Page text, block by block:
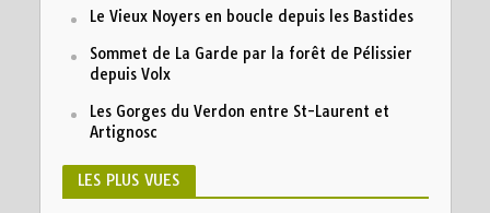
Le Vieux Noyers en boucle depuis les Bastides
Sommet de La Garde par la forêt de Pélissier
depuis Volx
Les Gorges du Verdon entre St-Laurent et
Artignosc
LES PLUS VUES